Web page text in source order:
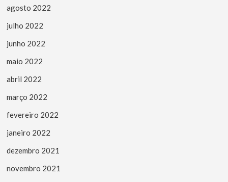
agosto 2022
julho 2022
junho 2022
maio 2022
abril 2022
março 2022
fevereiro 2022
janeiro 2022
dezembro 2021
novembro 2021